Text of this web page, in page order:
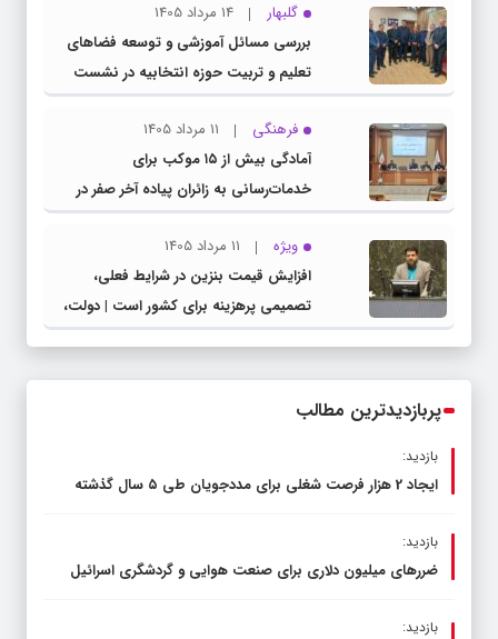
گلبهار
14 مرداد 1405
بررسی مسائل آموزشی و توسعه فضاهای
تعلیم و تربیت حوزه انتخابیه در نشست
مشترک عضو کمیسیون آموزش مجلس با
مدیرکل آموزش و پرورش خراسان رضوی
فرهنگی
11 مرداد 1405
آمادگی بیش از ۱۵ موکب برای
خدمات‌رسانی به زائران پیاده آخر صفر در
شهرستان چناران
ویژه
11 مرداد 1405
افزایش قیمت بنزین در شرایط فعلی،
تصمیمی پرهزینه برای کشور است | دولت،
قاچاق سوخت و عوامل اصلی ناترازی را
پربازدیدترین مطالب
بازدید:
ایجاد 2 هزار فرصت شغلی برای مددجویان طی ۵ سال گذشته
بازدید:
ضررهای میلیون دلاری برای صنعت هوایی و گردشگری اسرائیل
بازدید: